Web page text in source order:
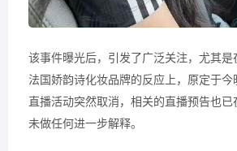
该事件曝光后，引发了广泛关注，尤其是
法国娇韵诗化妆品牌的反应上，原定于今
直播活动突然取消，相关的直播预告也已
未做任何进一步解释。